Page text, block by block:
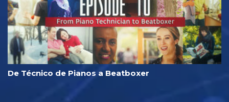
De Técnico de Pianos a Beatboxer